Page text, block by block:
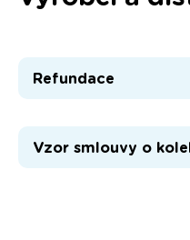
Refundace
Vzor smlouvy o